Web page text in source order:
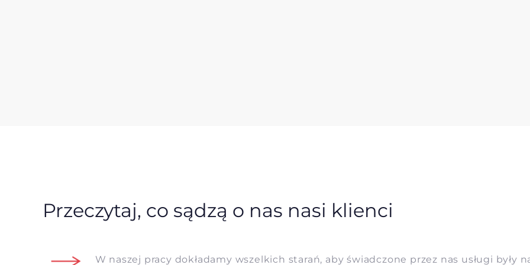
Przeczytaj, co sądzą o nas nasi klienci
W naszej pracy dokładamy wszelkich starań, aby świadczone przez nas usługi były